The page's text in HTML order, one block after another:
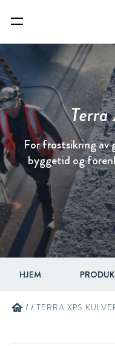
For frostsikring av
byggetid og
HJEM
home / / TERRA XPS